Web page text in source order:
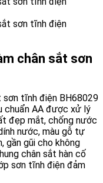
chân sắt sơn
sơn tĩnh điện BH68029
chuẩn AA được xử lý
đẹp mắt, chống nước
nước, màu gỗ tự
gần gũi cho không
chân sắt hàn cố
sơn tĩnh điện đảm